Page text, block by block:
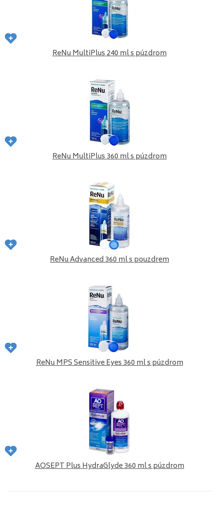
ReNu MultiPlus 240 ml s púzdrom
ReNu MultiPlus 360 ml s púzdrom
ReNu Advanced 360 ml s pouzdrem
ReNu MPS Sensitive Eyes 360 ml s púzdrom
AOSEPT Plus HydraGlyde 360 ml s púzdrom